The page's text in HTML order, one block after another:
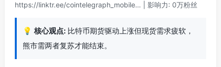
https://linktr.ee/cointelegraph_mobile… | 影响力: 0万粉丝
💡 核心观点: 比特币期货驱动上涨但现货需求疲软，
熊市需两者复苏才能结束。